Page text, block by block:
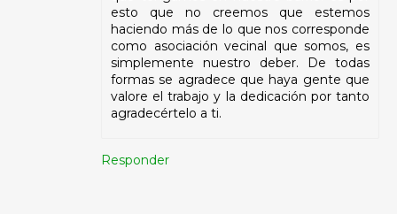
esto que no creemos que estemos
haciendo más de lo que nos corresponde
como asociación vecinal que somos, es
simplemente nuestro deber. De todas
formas se agradece que haya gente que
valore el trabajo y la dedicación por tanto
agradecértelo a ti.
Responder